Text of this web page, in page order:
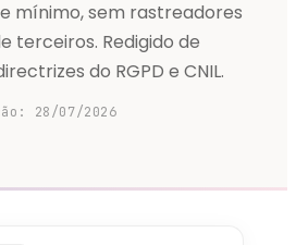
mínimo, sem rastreadores
terceiros. Redigido de
do RGPD e CNIL.
28/07/2026